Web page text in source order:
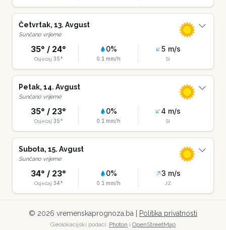
Četvrtak, 13. Avgust
Sunčano vrijeme
35° / 24°
Osjećaj 35°
0%
0.1 mm/h
5 m/s
SI
Petak, 14. Avgust
Sunčano vrijeme
35° / 23°
Osjećaj 35°
0%
0.1 mm/h
4 m/s
SI
Subota, 15. Avgust
Sunčano vrijeme
34° / 23°
Osjećaj 34°
0%
0.1 mm/h
3 m/s
JZ
© 2026 vremenskaprognoza.ba | Politika privatnosti
Geolokacijski podaci: Photon i OpenStreetMap